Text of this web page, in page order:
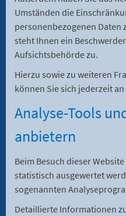
Umständen die
personenbezogenen Daten
steht Ihnen ein
Aufsichtsbehörde zu.
Hierzu sowie zu weiteren
können Sie sich jederzeit
Analyse-Tools
anbietern
Beim Besuch dieser
statistisch ausgewertet
sogenannten
Detaillierte Informationen